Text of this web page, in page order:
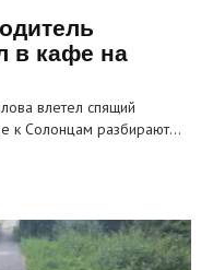
в кафе на
влетел спящий
к Солонцам разбирают…